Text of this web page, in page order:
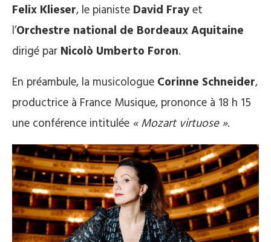
Felix Klieser, le pianiste David Frayet
l’Orchestre national de Bordeaux Aquitaine
dirigé par Nicolò Umberto Foron.
En préambule, la musicologue Corinne Schneider,
productrice à France Musique, prononce à 18 h 15
une conférence intitulée « Mozart virtuose ».